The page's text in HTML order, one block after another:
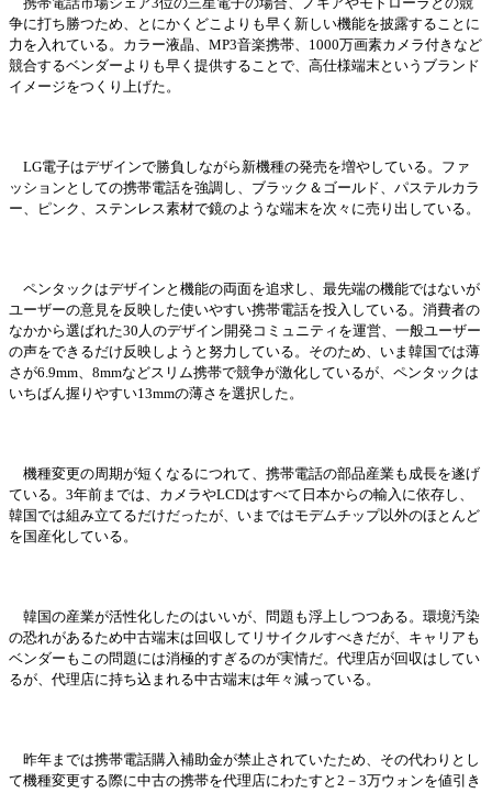
争に打ち勝つため、とにかくどこよりも早く新しい機能を披露することに
力を入れている。カラ ー液晶、 MP3音楽携帯、 1000万画素カメラ付きなど
競合するベンダーよりも早く提供することで、高仕様端末というブランド
イメ ージをつくり上げた。
LG電子はデザインで勝負しながら新機種の発売を増やしている。ファ
ッションとしての携帯電話を強調し、ブラック＆ゴールド、パステルカラ
ー、ピンク、ステンレス素材で鏡のような端末を次 々 に売 り出している。
ペンタックはデザインと機能の両面を追求し、最先端の機能ではないが
ユーザーの意見を反映した使いやすい携帯電話を投入している。消費者の
なかから選ばれた30人のデザイン開発コミュニティを運営、一般ユーザー
の声をできるだけ反映しようと努力している。そのため、いま韓国では薄
さが6.9mm、8mmなどスリム携帯で競争が激化しているが、ペンタックは
いちばん握りやすい13mmの薄さを選択 した。
機種変更の周期が短くなるにつれて、携帯電話の部品産業も成長を遂げ
ている。 3年前までは、カメラやLCDはすべて日本からの輸入に依存し、
韓国では組み立てるだけだったが、いまではモデムチップ以外のほとんど
を 国 産化している。
韓国の産業が活性化したのはいいが、問題も浮上しつつある。環境汚染
の恐れがあるため中古端末は回 収 してリサイクルすべきだが、キャリアも
ベンダー もこの問題には消極的すぎるのが実情だ。代理店が回 収はしてい
るが、代理店に持ち込 まれる中古端末は年 々 減っている。
昨年までは携帯電話購入補助金が禁止されていたため、その代わりとし
て機種変更する際に中古の携帯を代理店にわたすと 2－3万ウォンを値引き